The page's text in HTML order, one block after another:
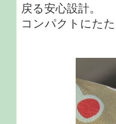
戻る安心設計。
コンパクトにた